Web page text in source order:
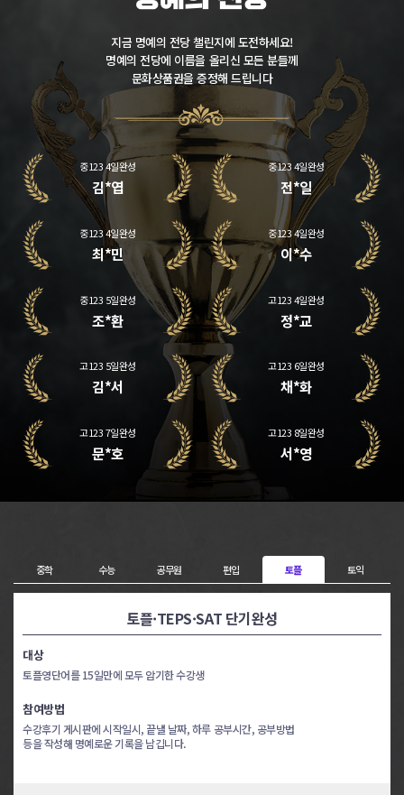
지금 명예의 전당 챌린지에 도전하세요!
명예의 전당에 이름을 올리신 모든 분들께
문화상품권을 증정해 드립니다
송*정 김*정
중123 4일완성
이*우
중123 4일완성
김*라
중123 4일완성
김*엽
중123 4일완성
전*일
중123 4일완성
최*민
중123 4일완성
이*수
중123 5일완성
조*환
고123 4일완성
정*교
고123 5일완성
김*서
고123 6일완성
채*화
고123 7일완성
문*호
고123 8일완성
서*영
고123 8일완성 고123 8일완성
고123 8일완성
정*윤
고123 8일완성
지*영
고123 8일완성 고123 8일완성
중학 수능 공무원 편입 토플 토익
토플·TEPS·SAT 단기완성
대상
토플영단어를 15일만에 모두 암기한 수강생
참여방법
수강후기 게시판에 시작일시, 끝낼 날짜, 하루 공부시간, 공부방법
등을 작성해 명예로운 기록을 남깁니다.